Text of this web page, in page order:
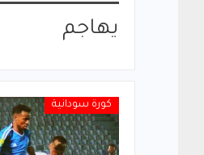
يهاجم
كورة سودانية